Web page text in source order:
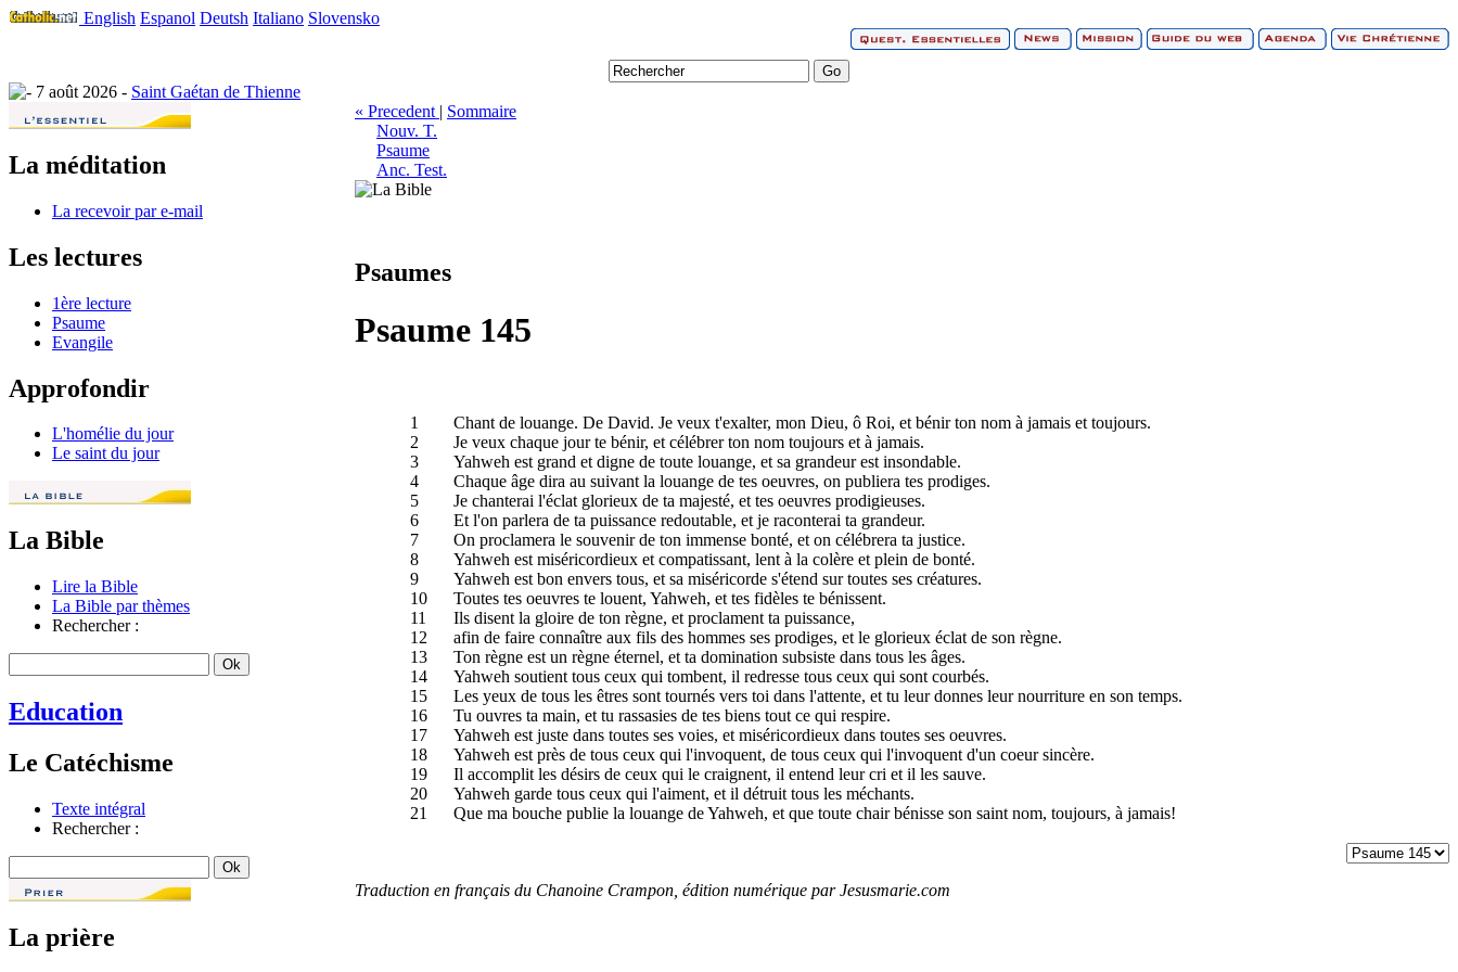
English Espanol Deutsh Italiano Slovensko
7 août 2026 - Saint Gaétan de Thienne
La méditation
La recevoir par e-mail
Les lectures
1ère lecture
Psaume
Evangile
Approfondir
L'homélie du jour
Le saint du jour
La Bible
Lire la Bible
La Bible par thèmes
Rechercher :
Education
Le Catéchisme
Texte intégral
Rechercher :
La prière
« Precedent | Sommaire
Nouv. T.
Psaume
Anc. Test.
Psaumes
Psaume 145
1
Chant de louange. De David. Je veux t'exalter, mon Dieu, ô Roi, et bénir ton nom à jamais et toujours.
2
Je veux chaque jour te bénir, et célébrer ton nom toujours et à jamais.
3
Yahweh est grand et digne de toute louange, et sa grandeur est insondable.
4
Chaque âge dira au suivant la louange de tes oeuvres, on publiera tes prodiges.
5
Je chanterai l'éclat glorieux de ta majesté, et tes oeuvres prodigieuses.
6
Et l'on parlera de ta puissance redoutable, et je raconterai ta grandeur.
7
On proclamera le souvenir de ton immense bonté, et on célébrera ta justice.
8
Yahweh est miséricordieux et compatissant, lent à la colère et plein de bonté.
9
Yahweh est bon envers tous, et sa miséricorde s'étend sur toutes ses créatures.
10
Toutes tes oeuvres te louent, Yahweh, et tes fidèles te bénissent.
11
Ils disent la gloire de ton règne, et proclament ta puissance,
12
afin de faire connaître aux fils des hommes ses prodiges, et le glorieux éclat de son règne.
13
Ton règne est un règne éternel, et ta domination subsiste dans tous les âges.
14
Yahweh soutient tous ceux qui tombent, il redresse tous ceux qui sont courbés.
15
Les yeux de tous les êtres sont tournés vers toi dans l'attente, et tu leur donnes leur nourriture en son temps.
16
Tu ouvres ta main, et tu rassasies de tes biens tout ce qui respire.
17
Yahweh est juste dans toutes ses voies, et miséricordieux dans toutes ses oeuvres.
18
Yahweh est près de tous ceux qui l'invoquent, de tous ceux qui l'invoquent d'un coeur sincère.
19
Il accomplit les désirs de ceux qui le craignent, il entend leur cri et il les sauve.
20
Yahweh garde tous ceux qui l'aiment, et il détruit tous les méchants.
21
Que ma bouche publie la louange de Yahweh, et que toute chair bénisse son saint nom, toujours, à jamais!
Traduction en français du Chanoine Crampon, édition numérique par Jesusmarie.com